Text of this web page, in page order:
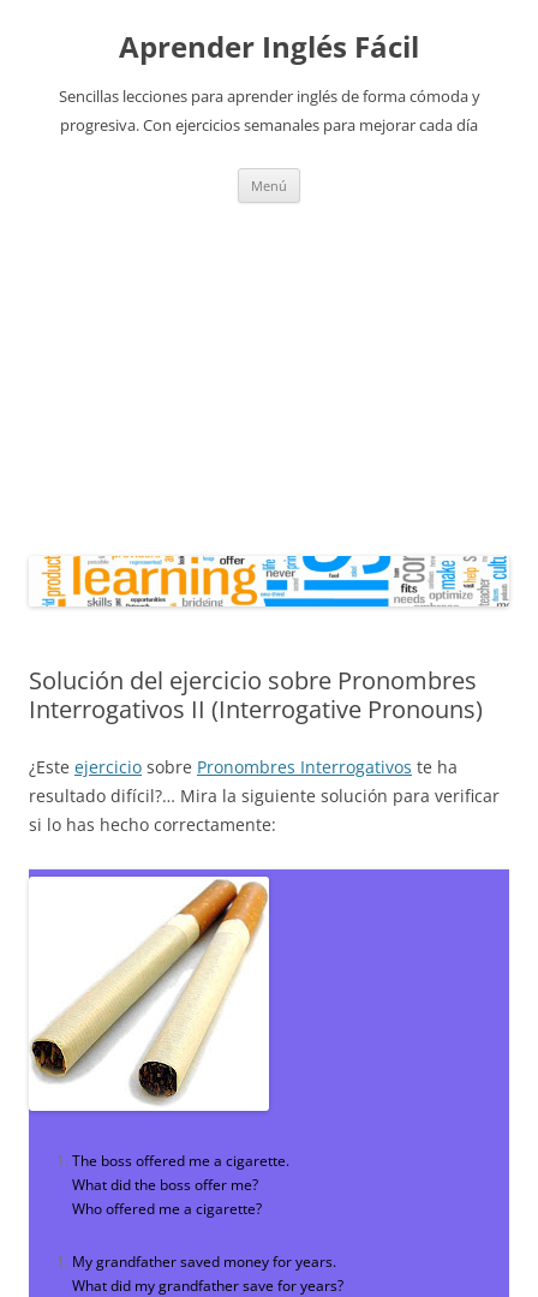
Aprender Inglés Fácil
Sencillas lecciones para aprender inglés de forma cómoda y
progresiva. Con ejercicios semanales para mejorar cada día
Menú
Solución del ejercicio sobre Pronombres
Interrogativos II (Interrogative Pronouns)
¿Este ejercicio sobre Pronombres Interrogativos te ha
resultado difícil?… Mira la siguiente solución para verificar
si lo has hecho correctamente:
The boss offered me a cigarette.
What did the boss offer me?
Who offered me a cigarette?
My grandfather saved money for years.
What did my grandfather save for years?